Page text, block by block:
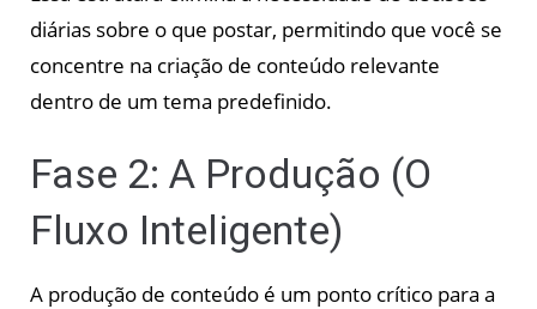
diárias sobre o que postar, permitindo que você se
concentre na criação de conteúdo relevante
dentro de um tema predefinido.
Fase 2: A Produção (O
Fluxo Inteligente)
A produção de conteúdo é um ponto crítico para a